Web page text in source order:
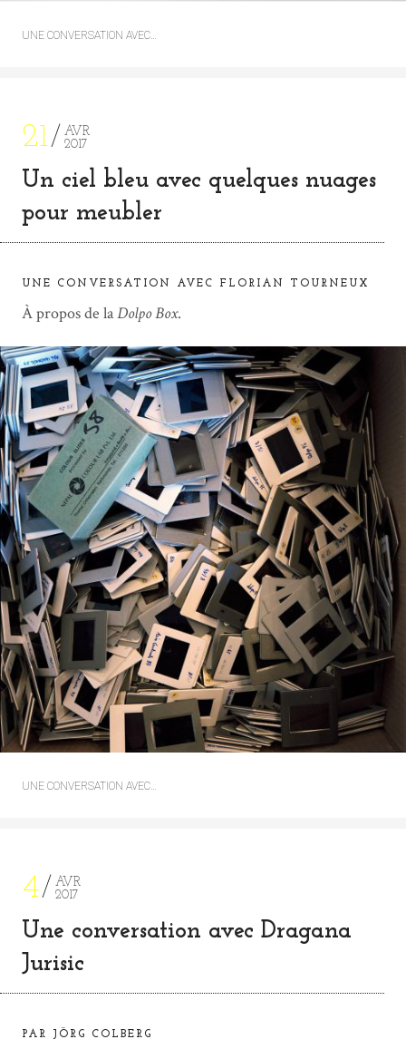
UNE CONVERSATION AVEC…
21
AVR
2017
Un ciel bleu avec quelques nuages
pour meubler
UNE CONVERSATION AVEC FLORIAN TOURNEUX
À propos de laDolpo Box.
UNE CONVERSATION AVEC…
4
AVR
2017
Une conversation avec Dragana
Jurisic
PAR JÖRG COLBERG